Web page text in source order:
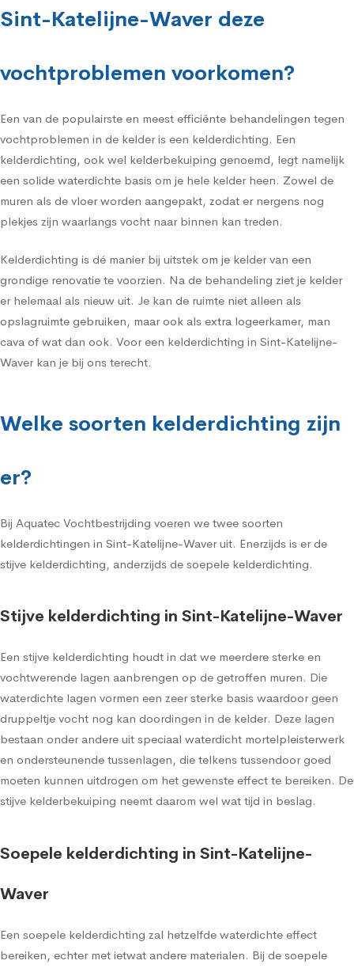
Sint-Katelijne-Waver deze
vochtproblemen voorkomen?
Een van de populairste en meest efficiënte behandelingen tegen
vochtproblemen in de kelder is een kelderdichting. Een
kelderdichting, ook wel kelderbekuiping genoemd, legt namelijk
een solide waterdichte basis om je hele kelder heen. Zowel de
muren als de vloer worden aangepakt, zodat er nergens nog
plekjes zijn waarlangs vocht naar binnen kan treden.
Kelderdichting is dé manier bij uitstek om je kelder van een
grondige renovatie te voorzien. Na de behandeling ziet je kelder
er helemaal als nieuw uit. Je kan de ruimte niet alleen als
opslagruimte gebruiken, maar ook als extra logeerkamer, man
cava of wat dan ook. Voor een kelderdichting in Sint-Katelijne-
Waver kan je bij ons terecht.
Welke soorten kelderdichting zijn
er?
Bij Aquatec Vochtbestrijding voeren we twee soorten
kelderdichtingen in Sint-Katelijne-Waver uit. Enerzijds is er de
stijve kelderdichting, anderzijds de soepele kelderdichting.
Stijve kelderdichting in Sint-Katelijne-Waver
Een stijve kelderdichting houdt in dat we meerdere sterke en
vochtwerende lagen aanbrengen op de getroffen muren. Die
waterdichte lagen vormen een zeer sterke basis waardoor geen
druppeltje vocht nog kan doordingen in de kelder. Deze lagen
bestaan onder andere uit speciaal waterdicht mortelpleisterwerk
en ondersteunende tussenlagen, die telkens tussendoor goed
moeten kunnen uitdrogen om het gewenste effect te bereiken. De
stijve kelderbekuiping neemt daarom wel wat tijd in beslag.
Soepele kelderdichting in Sint-Katelijne-
Waver
Een soepele kelderdichting zal hetzelfde waterdichte effect
bereiken, echter met ietwat andere materialen. Bij de soepele